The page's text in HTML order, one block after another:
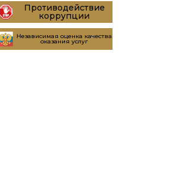
Противодействие
коррупции
Независимая оценка качества
оказания услуг